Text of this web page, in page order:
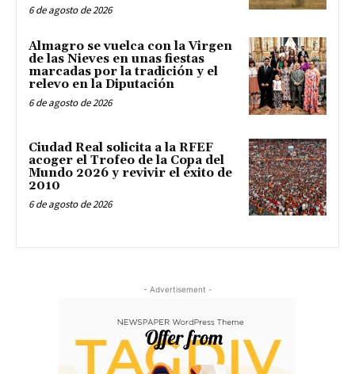
6 de agosto de 2026
Almagro se vuelca con la Virgen
de las Nieves en unas fiestas
marcadas por la tradición y el
relevo en la Diputación
6 de agosto de 2026
Ciudad Real solicita a la RFEF
acoger el Trofeo de la Copa del
Mundo 2026 y revivir el éxito de
2010
6 de agosto de 2026
- Advertisement -